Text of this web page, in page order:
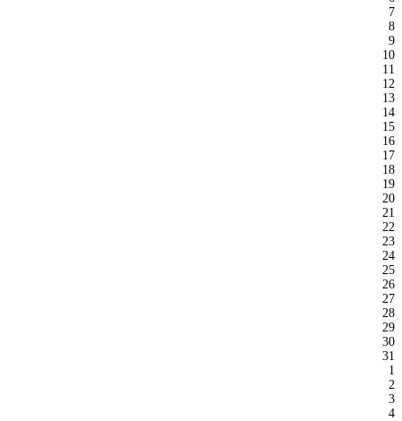
7
8
9
10
11
12
13
14
15
16
17
18
19
20
21
22
23
24
25
26
27
28
29
30
31
1
2
3
4